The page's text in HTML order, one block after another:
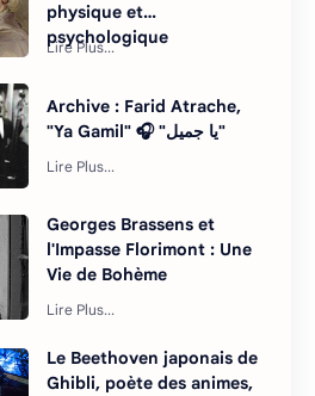
physique et
psychologique
Archive : Farid Atrache,
"Ya Gamil" 🎧 "يا جميل"
Georges Brassens et
l'Impasse Florimont : Une
Vie de Bohème
Le Beethoven japonais de
Ghibli, poète des animes,